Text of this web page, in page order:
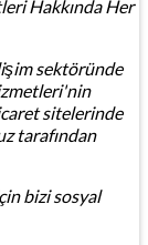
Hakkında Her
sektöründe
sitelerinde
tarafından
bizi sosyal